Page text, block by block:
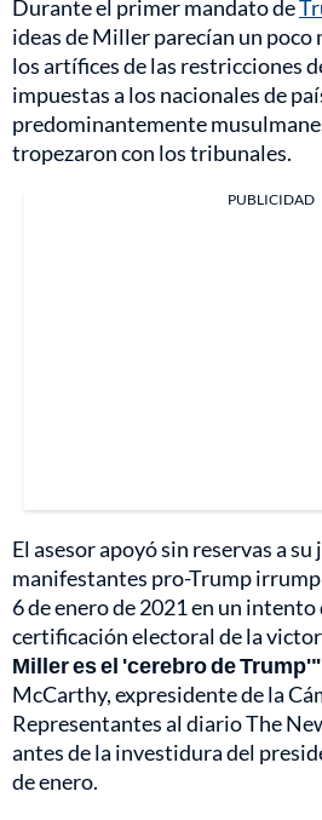
Durante el primer mandato de
ideas de Miller parecían un poco
los artífices de las restricciones
impuestas a los nacionales de
predominantemente
tropezaron con los tribunales.
PUBLICIDAD
El asesor apoyó sin reservas a su
manifestantes pro-Trump
6 de enero de 2021 en un
certificación electoral de la
Miller es el 'cerebro de Trump'"
McCarthy, expresidente de la
Representantes al diario The
antes de la investidura del
de enero.